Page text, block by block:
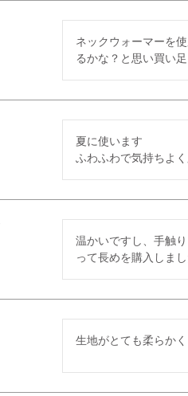
ネックウォーマーを
るかな？と思い買い
夏に使います
ふわふわで気持ちよ
温かいですし、手触
って長めを購入しま
生地がとても柔らか